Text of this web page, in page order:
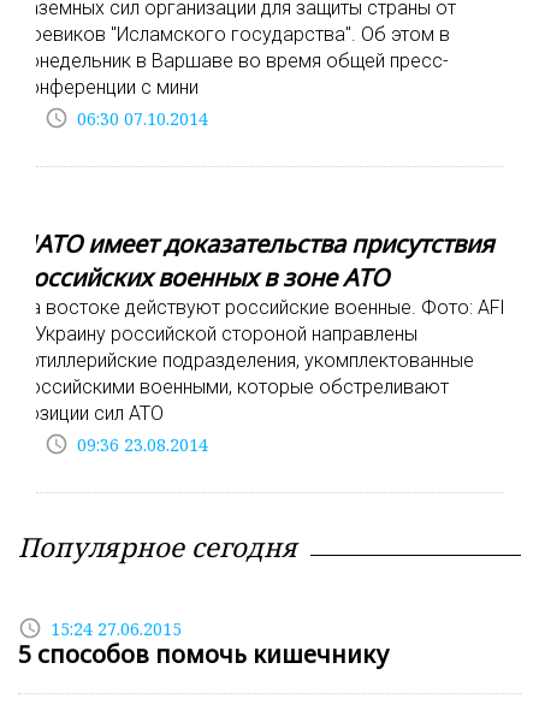
наземных сил организации для защиты страны от
боевиков "Исламского государства". Об этом в
понедельник в Варшаве во время общей пресс-
конференции с мини
access_time 06:30 07.10.2014
НАТО имеет доказательства присутствия
российских военных в зоне АТО
На востоке действуют российские военные. Фото: АFP
В Украину российской стороной направлены
артиллерийские подразделения, укомплектованные
российскими военными, которые обстреливают
позиции сил АТО
access_time 09:36 23.08.2014
Популярное сегодня
access_time 15:24 27.06.2015
5 способов помочь кишечнику